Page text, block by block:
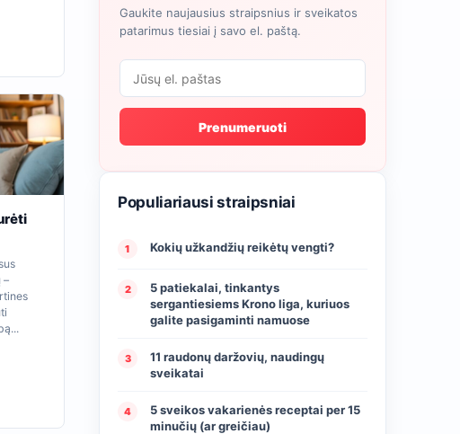
–
Gaukite naujausius straipsnius ir sveikatos
patarimus tiesiai į savo el. paštą.
Prenumeruoti
Populiariausi straipsniai
1 Kokių užkandžių reikėtų vengti?
2
5 patiekalai, tinkantys
sergantiesiems Krono liga, kuriuos
galite pasigaminti namuose
3
11 raudonų daržovių, naudingų
sveikatai
4
5 sveikos vakarienės receptai per 15
minučių (ar greičiau)